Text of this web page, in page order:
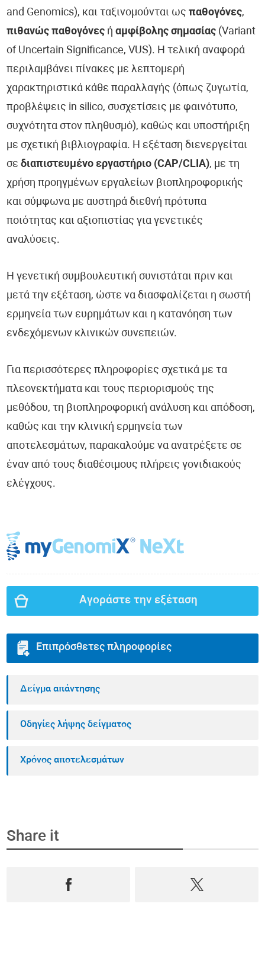
and Genomics), και ταξινομούνται ωςπαθογόνες,
πιθανώς παθογόνες ήαμφίβολης σημασίας (Variant
of Uncertain Significance, VUS). Η τελική αναφορά
περιλαμβάνει πίνακες με λεπτομερή
χαρακτηριστικά κάθε παραλλαγής (όπως ζυγωτία,
προβλέψεις in silico, συσχετίσεις με φαινότυπο,
συχνότητα στον πληθυσμό), καθώς και υποστήριξη
με σχετική βιβλιογραφία. Η εξέταση διενεργείται
σεδιαπιστευμένο εργαστήριο (CAP/CLIA), με τη
χρήση προηγμένων εργαλείων βιοπληροφορικής
και σύμφωνα με αυστηρά διεθνή πρότυπα
ποιότητας και αξιοπιστίας για γενετικές
αναλύσεις.
Η γενετική συμβουλευτική συνιστάται πριν και
μετά την εξέταση, ώστε να διασφαλίζεται η σωστή
ερμηνεία των ευρημάτων και η κατανόηση των
ενδεχόμενων κλινικών συνεπειών.
Για περισσότερες πληροφορίες σχετικά με τα
πλεονεκτήματα και τους περιορισμούς της
μεθόδου, τη βιοπληροφορική ανάλυση και απόδοση,
καθώς και την κλινική ερμηνεία των
αποτελεσμάτων, παρακαλούμε να ανατρέξετε σε
έναν από τους διαθέσιμους πλήρεις γονιδιακούς
ελέγχους.
Αγοράστε την εξέταση
Επιπρόσθετες πληροφορίες
Δείγμα απάντησης
Οδηγίες λήψης δείγματος
Χρόνος αποτελεσμάτων
Share it